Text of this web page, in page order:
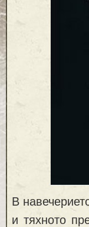
В
и тяхното